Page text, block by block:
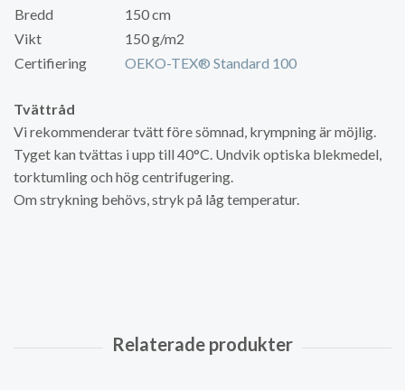
Bredd
150 cm
Vikt
150 g/m2
Certifiering
OEKO-TEX® Standard 100
Tvättråd
Vi rekommenderar tvätt före sömnad, krympning är möjlig.
Tyget kan tvättas i upp till 40°C. Undvik optiska blekmedel,
torktumling och hög centrifugering.
Om strykning behövs, stryk på låg temperatur.